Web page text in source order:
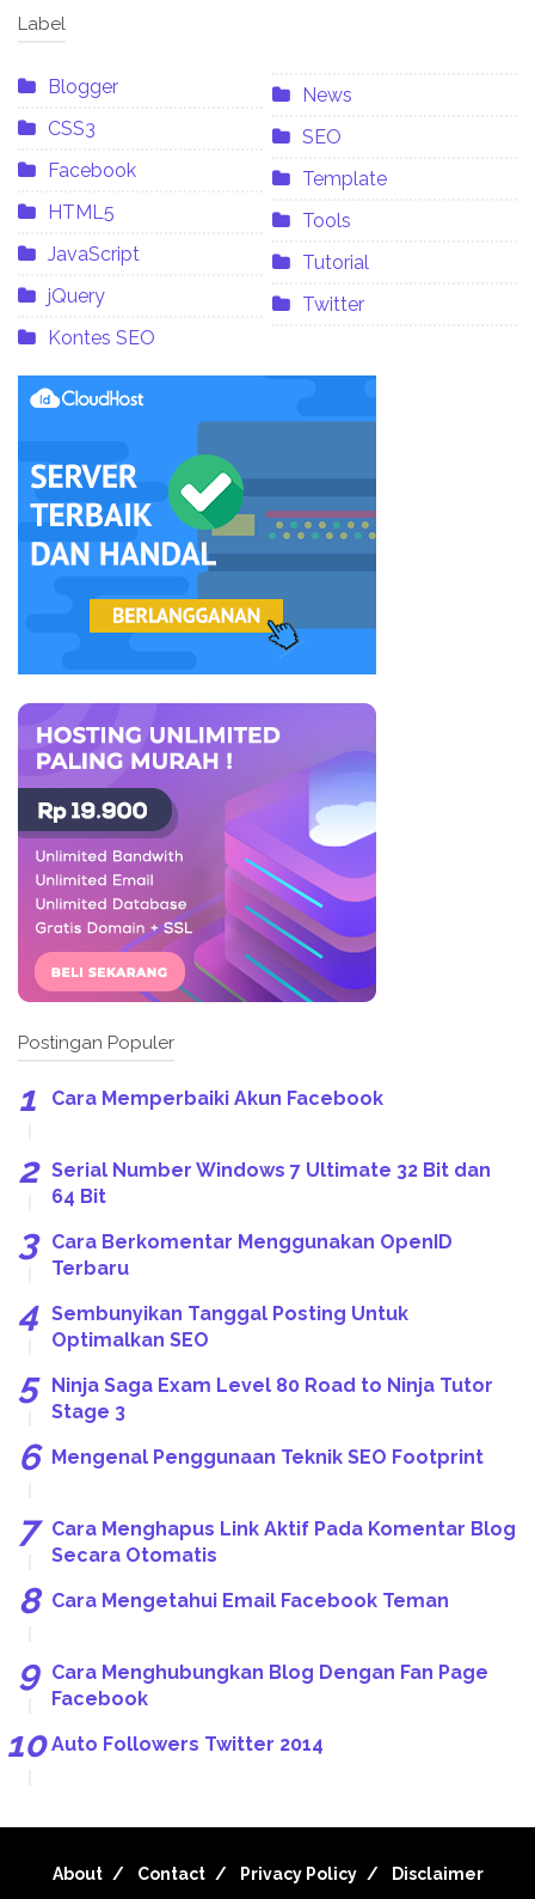
Label
Blogger
CSS3
Facebook
HTML5
JavaScript
jQuery
Kontes SEO
News
SEO
Template
Tools
Tutorial
Twitter
Postingan Populer
Cara Memperbaiki Akun Facebook
Serial Number Windows 7 Ultimate 32 Bit dan
64 Bit
Cara Berkomentar Menggunakan OpenID
Terbaru
Sembunyikan Tanggal Posting Untuk
Optimalkan SEO
Ninja Saga Exam Level 80 Road to Ninja Tutor
Stage 3
Mengenal Penggunaan Teknik SEO Footprint
Cara Menghapus Link Aktif Pada Komentar Blog
Secara Otomatis
Cara Mengetahui Email Facebook Teman
Cara Menghubungkan Blog Dengan Fan Page
Facebook
Auto Followers Twitter 2014
About Contact Privacy Policy Disclaimer